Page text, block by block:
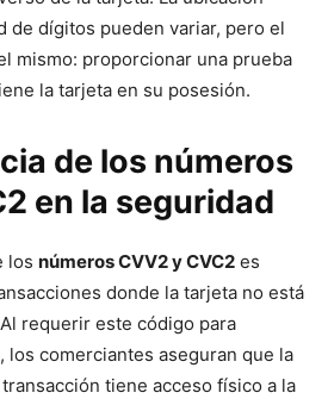
de dígitos pueden variar, pero el
mismo: proporcionar una prueba
la tarjeta en su posesión.
de los números
en la seguridad
los números CVV2 y CVC2 es
donde la tarjeta no está
requerir este código para
los comerciantes aseguran que la
tiene acceso físico a la